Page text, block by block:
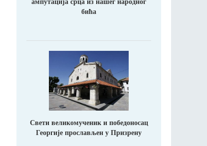
бића
Свети великомученик и победоносац
Георгије прослављен у Призрену